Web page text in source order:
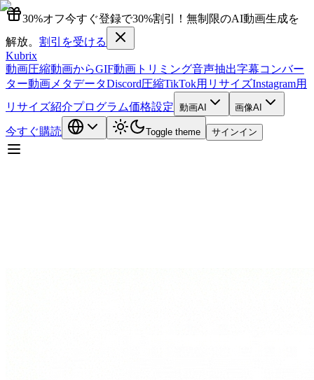
30%オフ今すぐ登録で30%割引！無制限のAI動画生成を
解放。 割引を受ける
Kubrix
動画圧縮動画からGIF動画トリミング音声抽出字幕コンバー
ター動画メタデータDiscord圧縮TikTok用リサイズInstagram用
リサイズ紹介プログラム価格設定 動画AI 画像AI
今すぐ購読 Toggle theme サインイン